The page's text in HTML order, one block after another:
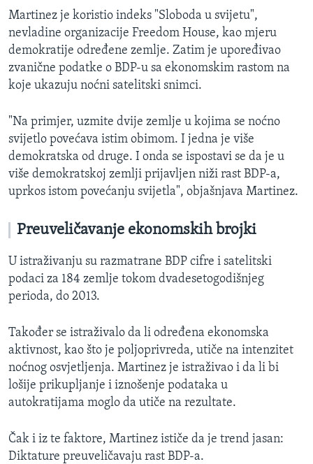
Martinez je koristio indeks "Sloboda u svijetu",
nevladine organizacije Freedom House, kao mjeru
demokratije određene zemlje. Zatim je upoređivao
zvanične podatke o BDP-u sa ekonomskim rastom na
koje ukazuju noćni satelitski snimci.
"Na primjer, uzmite dvije zemlje u kojima se noćno
svijetlo povećava istim obimom. I jedna je više
demokratska od druge. I onda se ispostavi se da je u
više demokratskoj zemlji prijavljen niži rast BDP-a,
uprkos istom povećanju svijetla", objašnjava Martinez.
Preuveličavanje ekonomskih brojki
U istraživanju su razmatrane BDP cifre i satelitski
podaci za 184 zemlje tokom dvadesetogodišnjeg
perioda, do 2013.
Također se istraživalo da li određena ekonomska
aktivnost, kao što je poljoprivreda, utiče na intenzitet
noćnog osvjetljenja. Martinez je istraživao i da li bi
lošije prikupljanje i iznošenje podataka u
autokratijama moglo da utiče na rezultate.
Čak i iz te faktore, Martinez ističe da je trend jasan:
Diktature preuveličavaju rast BDP-a.